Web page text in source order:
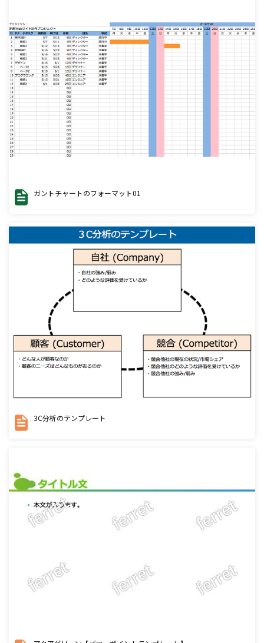
ガントチャートのフォーマット01
3C分析のテンプレート